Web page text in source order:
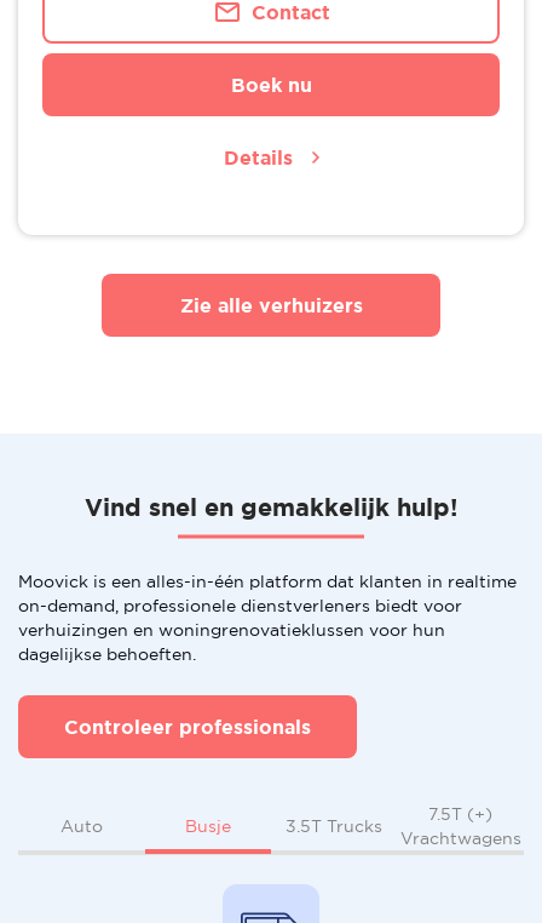
Contact
Boek nu
Details
Zie alle verhuizers
Vind snel en gemakkelijk hulp!
Moovick is een alles-in-één platform dat klanten in realtime
on-demand, professionele dienstverleners biedt voor
verhuizingen en woningrenovatieklussen voor hun
dagelijkse behoeften.
Controleer professionals
Auto Busje 3.5T Trucks
7.5T (+)
Vrachtwagens